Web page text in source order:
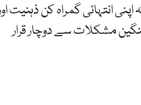
انتہائی گمراہ کن ذہنیت
مشکلات سے دوچار قرار